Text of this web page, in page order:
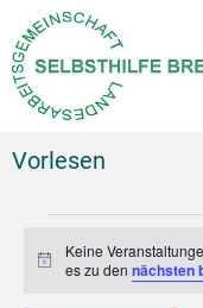
Vorlesen
Hinweis
Keine
es zu dennächsten